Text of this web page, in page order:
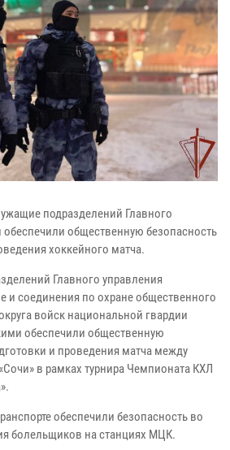
подразделений Главного
общественную безопасность
хоккейного матча.
Главного управления
и соединения по охране общественного
войск национальной гвардии
обеспечили общественную
и проведения матча между
в рамках турнира Чемпионата КХЛ
обеспечили безопасность во
болельщиков на станциях МЦК.